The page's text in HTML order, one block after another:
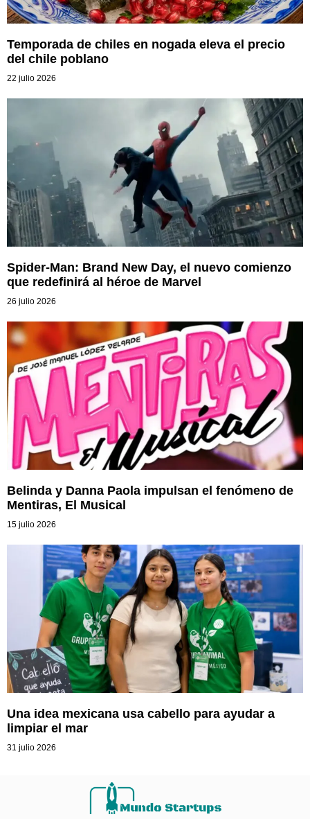
Temporada de chiles en nogada eleva el precio
del chile poblano
22 julio 2026
Spider-Man: Brand New Day, el nuevo comienzo
que redefinirá al héroe de Marvel
26 julio 2026
Belinda y Danna Paola impulsan el fenómeno de
Mentiras, El Musical
15 julio 2026
Una idea mexicana usa cabello para ayudar a
limpiar el mar
31 julio 2026